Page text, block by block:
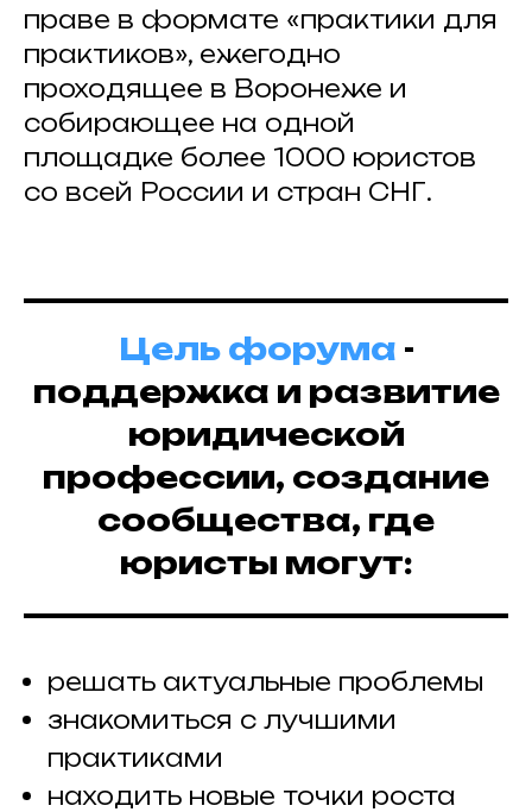
праве в формате «практики для
практиков», ежегодно
проходящее в Воронеже и
собирающее на одной
площадке более 1000 юристов
со всей России и стран СНГ.
Цель форума -
поддержка и развитие
юридической
профессии, создание
сообщества, где
юристы могут:
решать актуальные проблемы
знакомиться с лучшими
практиками
находить новые точки роста